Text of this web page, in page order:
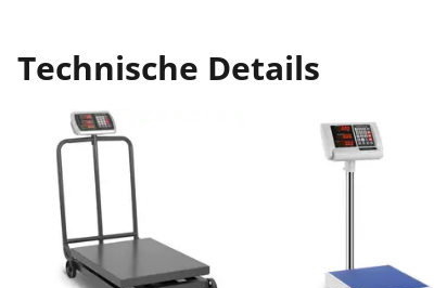
Technische Details